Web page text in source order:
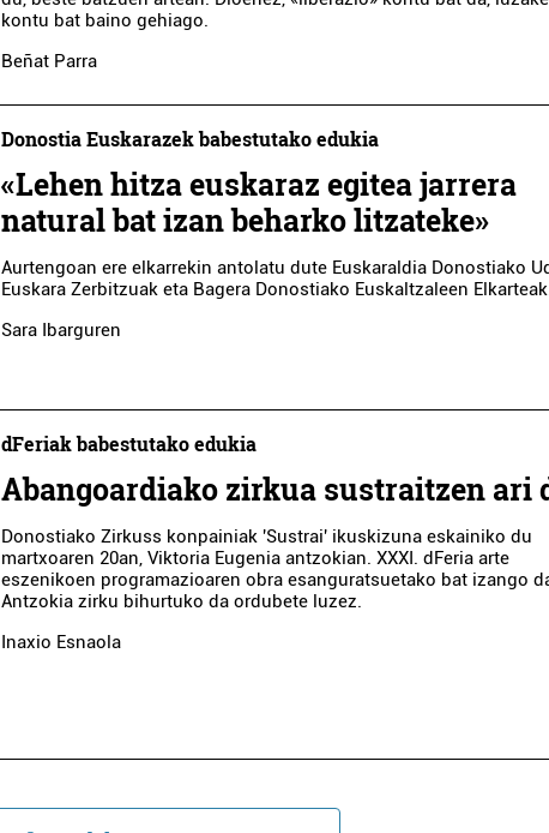
kontu bat baino gehiago.
Beñat Parra
Donostia Euskarazek babestutako edukia
«Lehen hitza euskaraz egitea jarrera
natural bat izan beharko litzateke»
Aurtengoan ere elkarrekin antolatu dute Euskaraldia Donostiako
Euskara Zerbitzuak eta Bagera Donostiako Euskaltzaleen
Sara Ibarguren
dFeriak babestutako edukia
Abangoardiako zirkua sustraitzen ari
Donostiako Zirkuss konpainiak 'Sustrai' ikuskizuna eskainiko du
martxoaren 20an, Viktoria Eugenia antzokian. XXXI. dFeria arte
eszenikoen programazioaren obra esanguratsuetako bat izango
Antzokia zirku bihurtuko da ordubete luzez.
Inaxio Esnaola